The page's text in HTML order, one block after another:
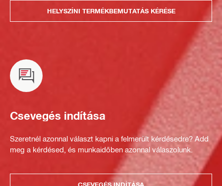
HELYSZÍNI TERMÉKBEMUTATÁS KÉRÉSE
Csevegés indítása
Szeretnél azonnal választ kapni a felmerült kérdésedre? Add
meg a kérdésed, és munkaidőben azonnal válaszolunk.